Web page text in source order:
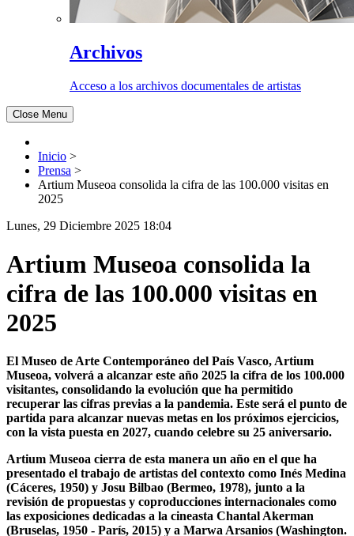
Archivos
Acceso a los archivos documentales de artistas
Close Menu
Inicio >
Prensa >
Artium Museoa consolida la cifra de las 100.000 visitas en
2025
Lunes, 29 Diciembre 2025 18:04
Artium Museoa consolida la
cifra de las 100.000 visitas en
2025
El Museo de Arte Contemporáneo del País Vasco, Artium
Museoa, volverá a alcanzar este año 2025 la cifra de los 100.000
visitantes, consolidando la evolución que ha permitido
recuperar las cifras previas a la pandemia. Este será el punto de
partida para alcanzar nuevas metas en los próximos ejercicios,
con la vista puesta en 2027, cuando celebre su 25 aniversario.
Artium Museoa cierra de esta manera un año en el que ha
presentado el trabajo de artistas del contexto como Inés Medina
(Cáceres, 1950) y Josu Bilbao (Bermeo, 1978), junto a la
revisión de propuestas y coproducciones internacionales como
las exposiciones dedicadas a la cineasta Chantal Akerman
(Bruselas, 1950 - París, 2015) y a Marwa Arsanios (Washington.